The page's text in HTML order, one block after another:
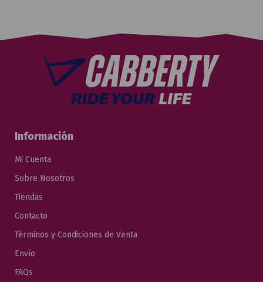
Información
Mi Cuenta
Sobre Nosotros
Tiendas
Contacto
Términos y Condiciones de Venta
Envío
FAQs